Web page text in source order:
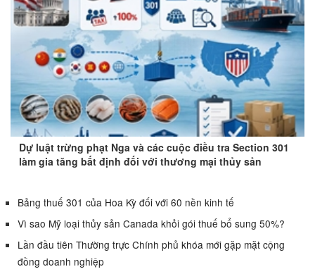
Dự luật trừng phạt Nga và các cuộc điều tra Section 301
làm gia tăng bất định đối với thương mại thủy sản
Bảng thuế 301 của Hoa Kỳ đối với 60 nền kinh tế
Vì sao Mỹ loại thủy sản Canada khỏi gói thuế bổ sung 50%?
Lần đầu tiên Thường trực Chính phủ khóa mới gặp mặt cộng
đồng doanh nghiệp